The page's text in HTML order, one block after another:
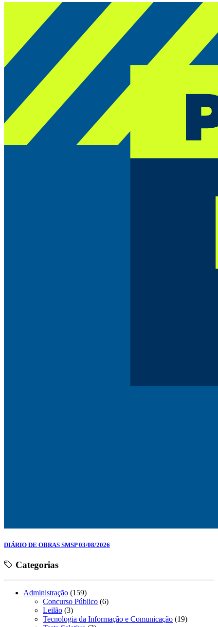
DIÁRIO DE OBRAS SMSP 03/08/2026
Categorias
Administração (159)
Concurso Público (6)
Leilão (3)
Tecnologia da Informação e Comunicação (19)